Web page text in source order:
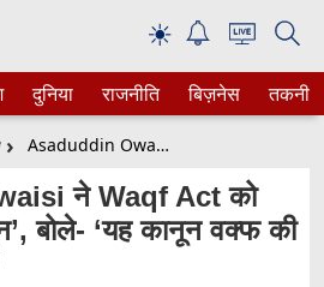
☀
दुनिया राजनीति बिज़नेस तकनीक
Asaduddin Owaisi ने Waqf Act को बताया ‘काला कानून’, बोले- ‘यह कानून वक्फ की जड़ें खत्म कर देगा’
ने Waqf Act को
बोले- ‘यह कानून वक्फ की